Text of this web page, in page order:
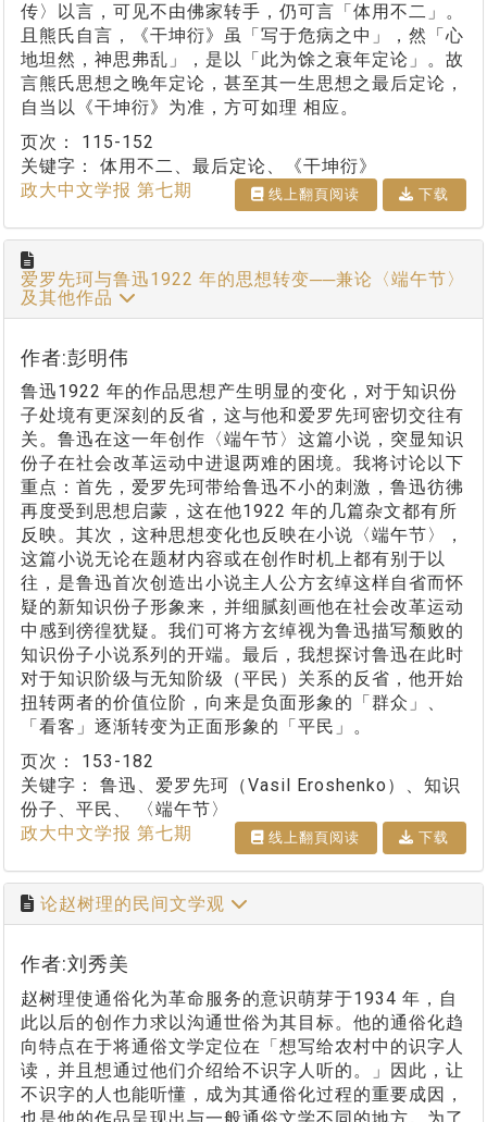
传〉以言，可见不由佛家转手，仍可言「体用不二」。
且熊氏自言，《干坤衍》虽「写于危病之中」，然「心
地坦然，神思弗乱」，是以「此为馀之衰年定论」。故
言熊氏思想之晚年定论，甚至其一生思想之最后定论，
自当以《干坤衍》为准，方可如理 相应。
页次： 115-152
关键字： 体用不二、最后定论、《干坤衍》
政大中文学报 第七期
线上翻⾴阅读 下载
爱罗先珂与鲁迅1922 年的思想转变──兼论〈端午节〉
及其他作品
作者:彭明伟
鲁迅1922 年的作品思想产生明显的变化，对于知识份
子处境有更深刻的反省，这与他和爱罗先珂密切交往有
关。鲁迅在这一年创作〈端午节〉这篇小说，突显知识
份子在社会改革运动中进退两难的困境。我将讨论以下
重点：首先，爱罗先珂带给鲁迅不小的刺激，鲁迅彷彿
再度受到思想启蒙，这在他1922 年的几篇杂文都有所
反映。其次，这种思想变化也反映在小说〈端午节〉，
这篇小说无论在题材内容或在创作时机上都有别于以
往，是鲁迅首次创造出小说主人公方玄绰这样自省而怀
疑的新知识份子形象来，并细腻刻画他在社会改革运动
中感到徬徨犹疑。我们可将方玄绰视为鲁迅描写颓败的
知识份子小说系列的开端。最后，我想探讨鲁迅在此时
对于知识阶级与无知阶级（平民）关系的反省，他开始
扭转两者的价值位阶，向来是负面形象的「群众」、
「看客」逐渐转变为正面形象的「平民」。
页次： 153-182
关键字： 鲁迅、爱罗先珂（Vasil Eroshenko）、知识
份子、平民、 〈端午节〉
政大中文学报 第七期
线上翻⾴阅读 下载
论赵树理的民间文学观
作者:刘秀美
赵树理使通俗化为革命服务的意识萌芽于1934 年，自
此以后的创作力求以沟通世俗为其目标。他的通俗化趋
向特点在于将通俗文学定位在「想写给农村中的识字人
读，并且想通过他们介绍给不识字人听的。」因此，让
不识字的人也能听懂，成为其通俗化过程的重要成因，
也是他的作品呈现出与一般通俗文学不同的地方。为了